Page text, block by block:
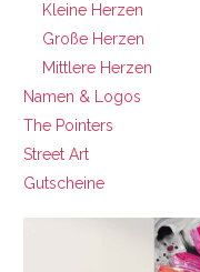
Kleine Herzen
Große Herzen
Mittlere Herzen
Namen & Logos
The Pointers
Street Art
Gutscheine